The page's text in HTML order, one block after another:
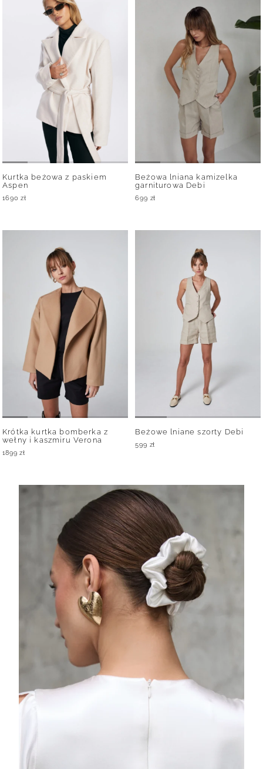
Kurtka beżowa z paskiem
Aspen
1690zł
Beżowa lniana kamizelka
garniturowa Debi
699 zł
Krótka kurtka bomberka z
wełny i kaszmiru Verona
1899zł
Beżowe lniane szorty Debi
599 zł